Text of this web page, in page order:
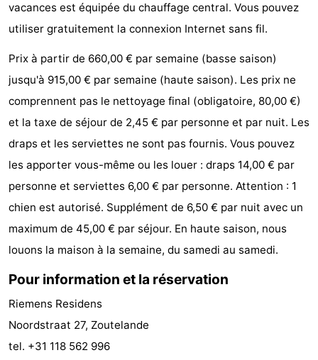
Phares
-
vue
Attractions
Terrains
jeux
-
de
intérieures
Bowling
Centres
bien-
&
Nature
-
vacances est équipée du chauffage central. Vous pouvez
utiliser gratuitement la connexion Internet sans fil.
Prix à partir de 660,00 € par semaine (basse saison)
jusqu'à 915,00 € par semaine (haute saison). Les prix ne
comprennent pas le nettoyage final (obligatoire, 80,00 €)
et la taxe de séjour de 2,45 € par personne et par nuit. Les
draps et les serviettes ne sont pas fournis. Vous pouvez
les apporter vous-même ou les louer : draps 14,00 € par
personne et serviettes 6,00 € par personne. Attention : 1
chien est autorisé. Supplément de 6,50 € par nuit avec un
maximum de 45,00 € par séjour. En haute saison, nous
louons la maison à la semaine, du samedi au samedi.
Pour information et la réservation
Riemens Residens
Noordstraat 27, Zoutelande
tel. +31 118 562 996